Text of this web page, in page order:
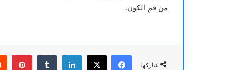
من فمِ الكون.
شاركها
فيسبوك
‫X لينكدإن